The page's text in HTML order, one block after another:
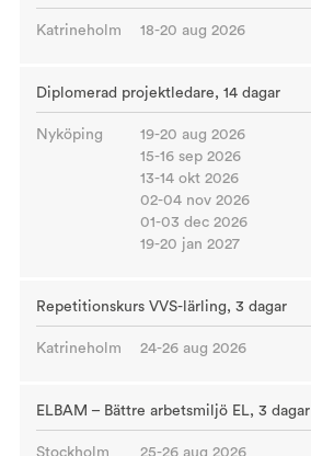
Katrineholm 18-20 aug 2026
Diplomerad projektledare, 14 dagar
Nyköping
19-20 aug 2026
15-16 sep 2026
13-14 okt 2026
02-04 nov 2026
01-03 dec 2026
19-20 jan 2027
Repetitionskurs VVS-lärling, 3 dagar
Katrineholm 24-26 aug 2026
ELBAM – Bättre arbetsmiljö EL, 3 dagar
Stockholm
25-26 aug 2026